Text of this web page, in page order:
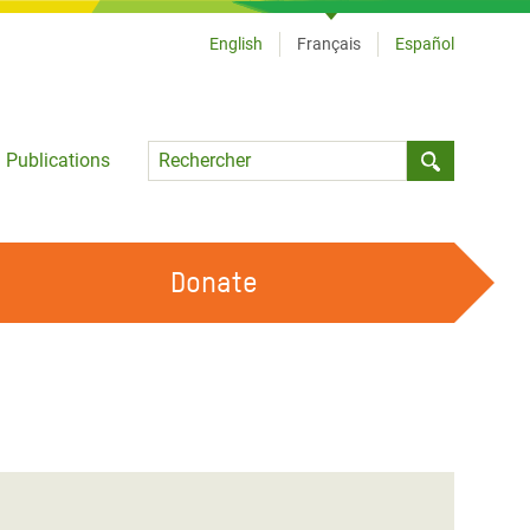
Publications
Language
English Français Español
Donate